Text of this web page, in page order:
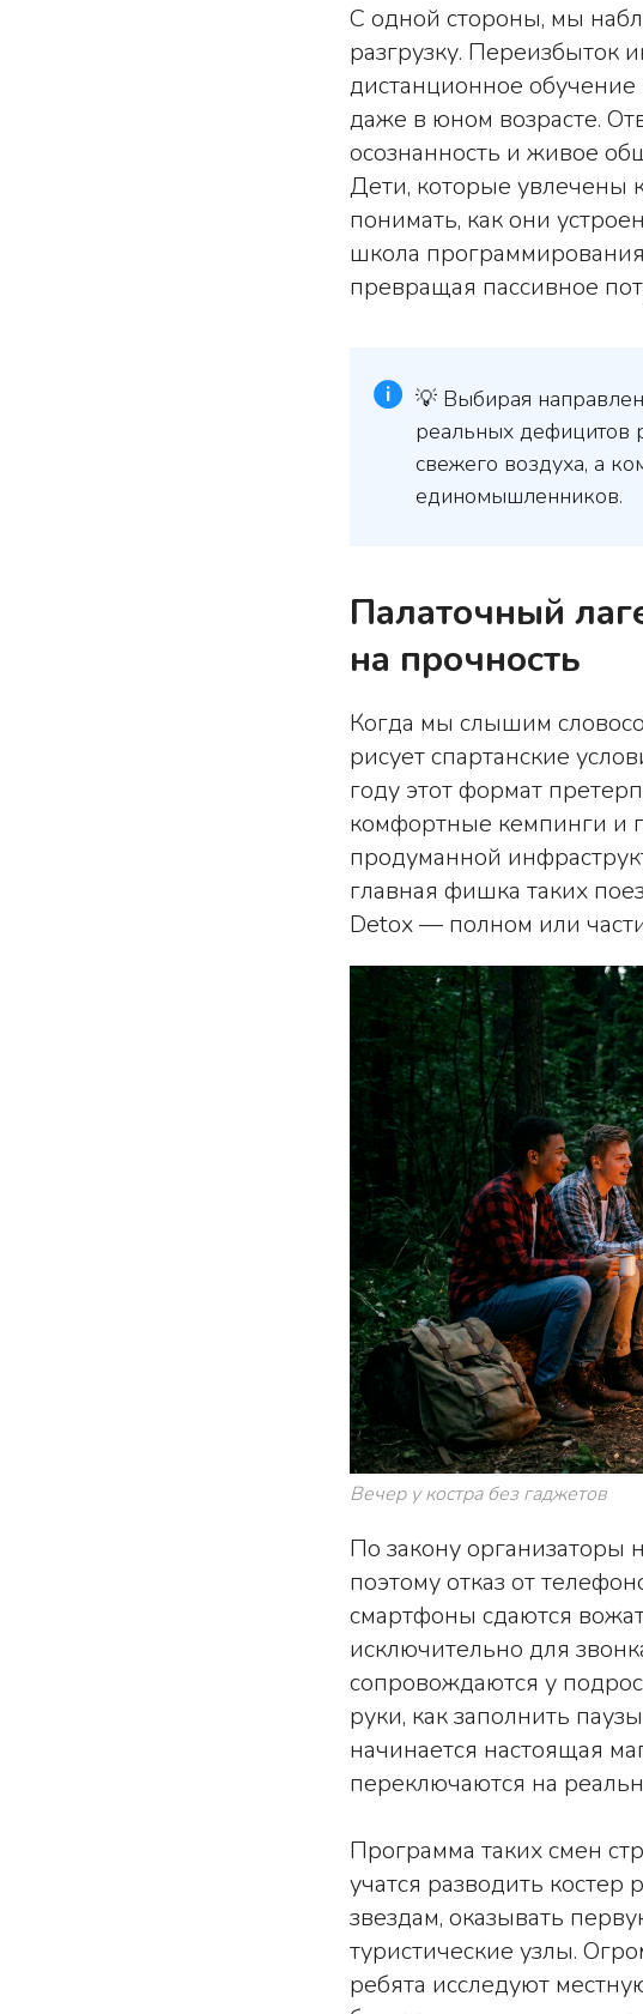
С одной стороны, мы
разгрузку. Переизбыток
дистанционное
даже в юном возрасте.
осознанность и живое
Дети, которые увлечены
понимать, как они
школа программирования
превращая пассивное
💡 Выбирая
реальных дефицитов
свежего воздуха, а
единомышленников.
Палаточный
на прочность
Когда мы слышим
рисует спартанские
году этот формат
комфортные кемпинги и
продуманной
главная фишка таких
Detox — полном или
Вечер у костра без гаджетов
По закону
поэтому отказ от
смартфоны сдаются
исключительно для
сопровождаются у
руки, как заполнить
начинается настоящая
переключаются на
Программа таких смен
учатся разводить
звездам, оказывать
туристические узлы.
ребята исследуют